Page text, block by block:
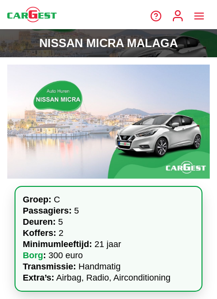
NISSAN MICRA MALAGA
Groep: C
Passagiers: 5
Deuren: 5
Koffers: 2
Minimumleeftijd: 21 jaar
Borg: 300 euro
Transmissie: Handmatig
Extra’s: Airbag, Radio, Airconditioning